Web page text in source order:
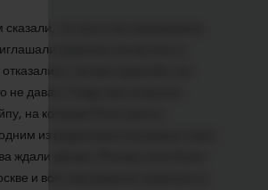
что мы в так называемом
приехать на кастинг в
так как гарантий, что
не давал. Тогда нам устроили
на котором Рита просто
из редакторов на разные темы.
ждали звонка. В конце лета были
и всё-таки решили нагрянуть в